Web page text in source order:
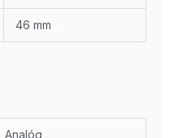
46 mm
Analóg